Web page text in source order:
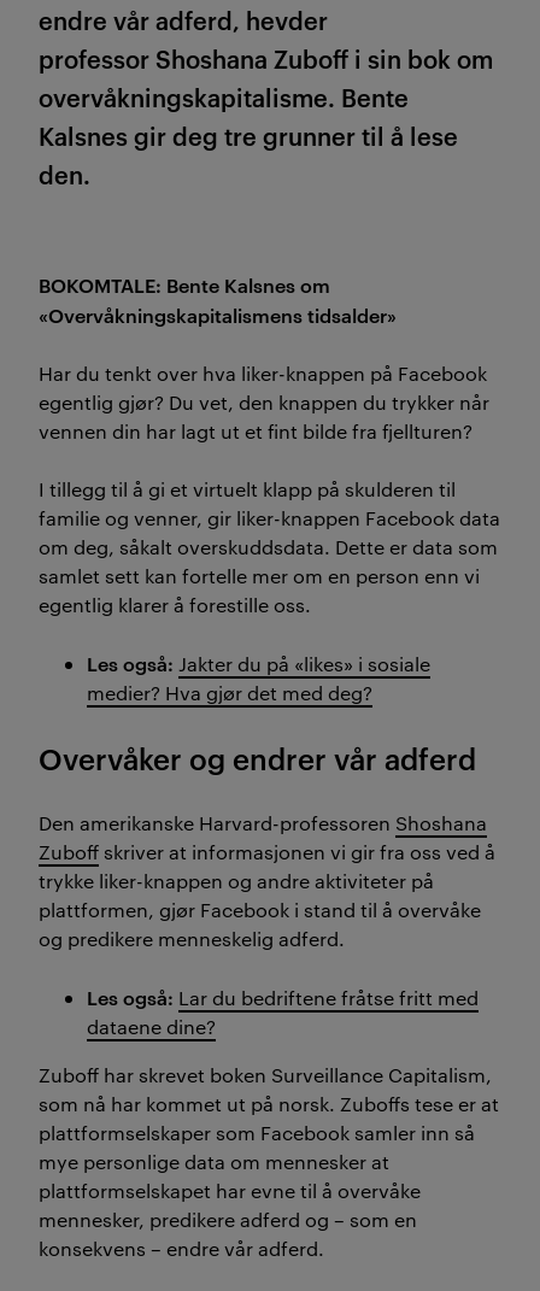
endre vår adferd, hevder
professor Shoshana Zuboff i sin bok om
overvåkningskapitalisme. Bente
Kalsnes gir deg tre grunner til å lese
den.
BOKOMTALE: Bente Kalsnes om
«Overvåkningskapitalismens tidsalder»
Har du tenkt over hva liker-knappen på Facebook
egentlig gjør? Du vet, den knappen du trykker når
vennen din har lagt ut et fint bilde fra fjellturen?
I tillegg til å gi et virtuelt klapp på skulderen til
familie og venner, gir liker-knappen Facebook data
om deg, såkalt overskuddsdata. Dette er data som
samlet sett kan fortelle mer om en person enn vi
egentlig klarer å forestille oss.
Les også: Jakter du på «likes» i sosiale
medier? Hva gjør det med deg?
Overvåker og endrer vår adferd
Den amerikanske Harvard-professoren Shoshana
Zuboff skriver at informasjonen vi gir fra oss ved å
trykke liker-knappen og andre aktiviteter på
plattformen, gjør Facebook i stand til å overvåke
og predikere menneskelig adferd.
Les også: Lar du bedriftene fråtse fritt med
dataene dine?
Zuboff har skrevet boken Surveillance Capitalism,
som nå har kommet ut på norsk. Zuboffs tese er at
plattformselskaper som Facebook samler inn så
mye personlige data om mennesker at
plattformselskapet har evne til å overvåke
mennesker, predikere adferd og – som en
konsekvens – endre vår adferd.